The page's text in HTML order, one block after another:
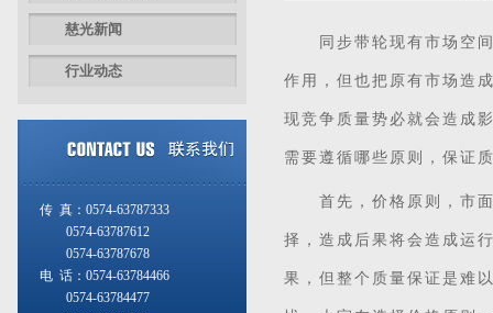
慈光新闻
行业动态
传 真：0574-63787333
0574-63787612
0574-63787678
电 话：0574-63784466
0574-63784477
同步带 轮现有市场空
作用，但也把原有市场造
现竞争质量势必就会造成
需要遵循哪些原则，保证
首先，价格原则，市面
择，造成后果将会造成运
果，但整个质量保证是难